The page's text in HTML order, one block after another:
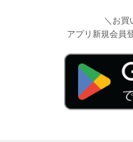
＼お買
アプリ新規会員